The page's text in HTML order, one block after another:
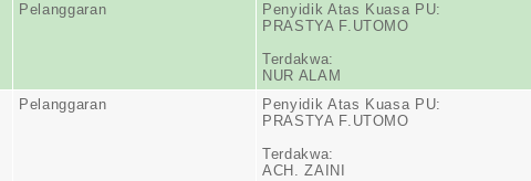
Pelanggaran
Penyidik Atas Kuasa PU:
PRASTYA F.UTOMO
Terdakwa:
NUR ALAM
Pelanggaran
Penyidik Atas Kuasa PU:
PRASTYA F.UTOMO
Terdakwa:
ACH. ZAINI